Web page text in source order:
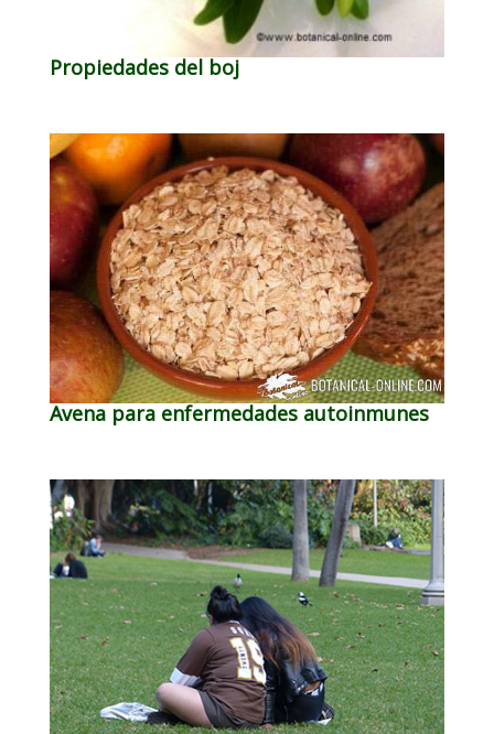
Propiedades del boj
Avena para enfermedades autoinmunes